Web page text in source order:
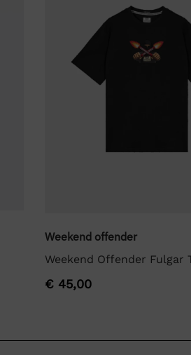
Weekend offender
Weekend Offender Fulgar
€ 45,00